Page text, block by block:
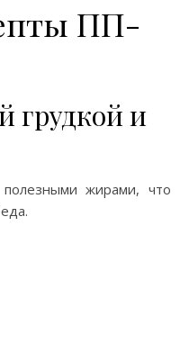
ПП-
грудкой и
жирами, что